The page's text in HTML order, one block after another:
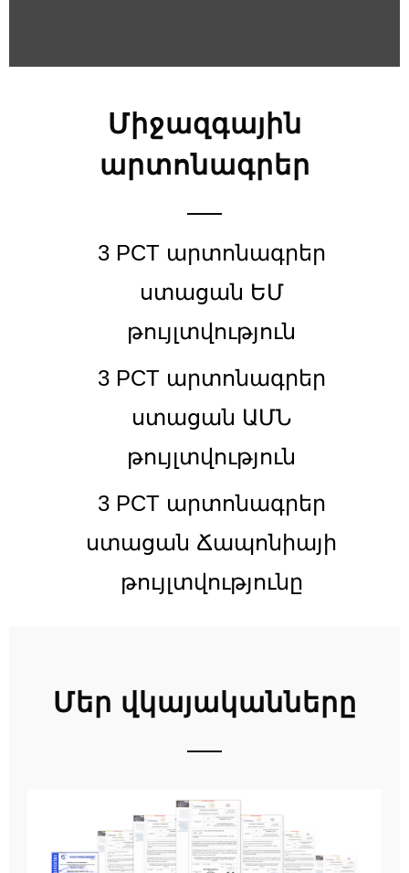
Միջազգային
արտոնագրեր
3 PCT արտոնագրեր
ստացան ԵՄ
թույլտվություն
3 PCT արտոնագրեր
ստացան ԱՄՆ
թույլտվություն
3 PCT արտոնագրեր
ստացան Ճապոնիայի
թույլտվությունը
Մեր վկայականները